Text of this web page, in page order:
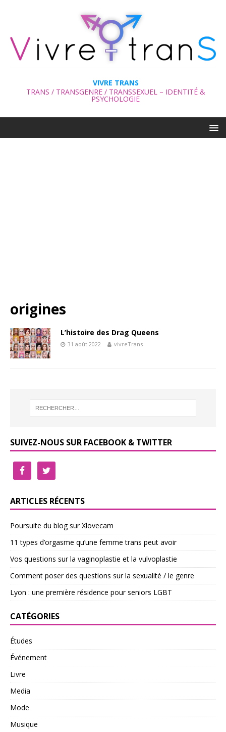
VIVRE TRANS
TRANS / TRANSGENRE / TRANSSEXUEL – IDENTITÉ &
PSYCHOLOGIE
origines
L’histoire des Drag Queens
31 août 2022 vivreTrans
SUIVEZ-NOUS SUR FACEBOOK & TWITTER
ARTICLES RÉCENTS
Poursuite du blog sur Xlovecam
11 types d’orgasme qu’une femme trans peut avoir
Vos questions sur la vaginoplastie et la vulvoplastie
Comment poser des questions sur la sexualité / le genre
Lyon : une première résidence pour seniors LGBT
CATÉGORIES
Études
Événement
Livre
Media
Mode
Musique